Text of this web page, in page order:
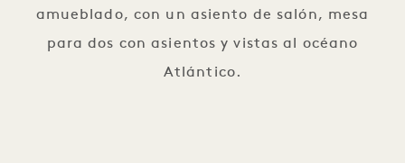
amueblado, con un asiento de salón, mesa
para dos con asientos y vistas al océano
Atlántico.